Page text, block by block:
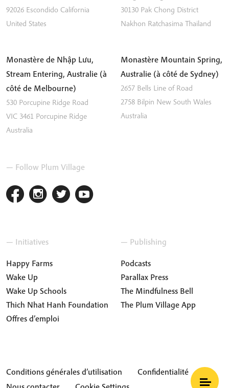
92026 Escondido California
United States
30130 Pak Chong District
Nakhon Ratchasima Thailand
Monastère de Nhập Lưu,
Stream Entering, Australie (à
côté de Melbourne)
530 Porcupine Ridge Road
VIC 3461 Porcupine Ridge
Australia
Monastère Mountain Spring,
Australie (à côté de Sydney)
2657 Bells Line of Road
2758 Bilpin New South Wales
Australia
— Follow Plum Village
— Initiatives
Happy Farms
Wake Up
Wake Up Schools
Thich Nhat Hanh Foundation
Offres d’emploi
— Publishing
Podcasts
Parallax Press
The Mindfulness Bell
The Plum Village App
Conditions générales d’utilisation
Confidentialité